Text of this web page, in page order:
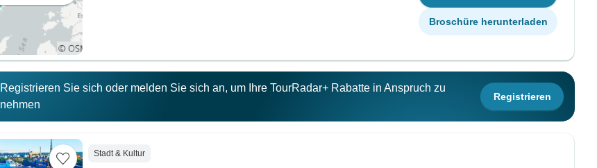
Broschüre herunterladen
Registrieren Sie sich oder melden Sie sich an, um Ihre TourRadar+ Rabatte in Anspruch zu
nehmen
Registrieren
Stadt & Kultur